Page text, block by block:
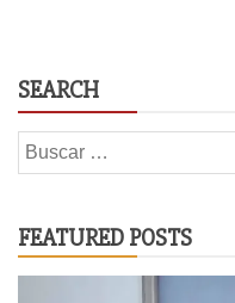
SEARCH
Buscar:
FEATURED POSTS